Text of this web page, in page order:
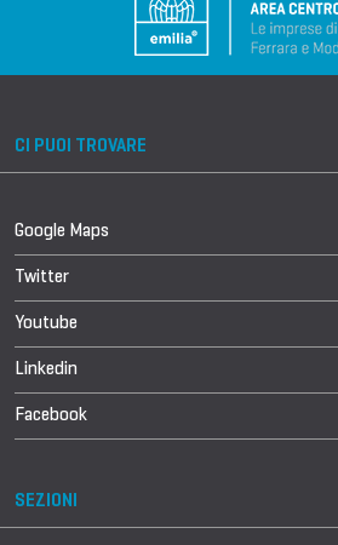
CI PUOI TROVARE
Google Maps
Twitter
Youtube
Linkedin
Facebook
SEZIONI